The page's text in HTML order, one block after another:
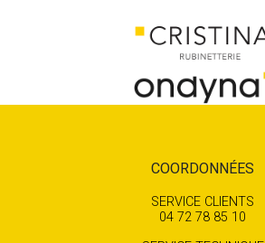
COORDONNÉES
SERVICE CLIENTS
04 72 78 85 10